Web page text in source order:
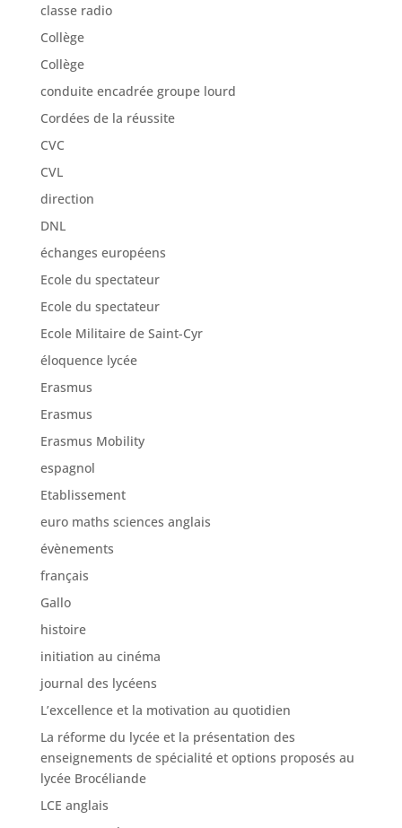
classe radio
Collège
Collège
conduite encadrée groupe lourd
Cordées de la réussite
CVC
CVL
direction
DNL
échanges européens
Ecole du spectateur
Ecole du spectateur
Ecole Militaire de Saint-Cyr
éloquence lycée
Erasmus
Erasmus
Erasmus Mobility
espagnol
Etablissement
euro maths sciences anglais
évènements
français
Gallo
histoire
initiation au cinéma
journal des lycéens
L’excellence et la motivation au quotidien
La réforme du lycée et la présentation des
enseignements de spécialité et options proposés au
lycée Brocéliande
LCE anglais